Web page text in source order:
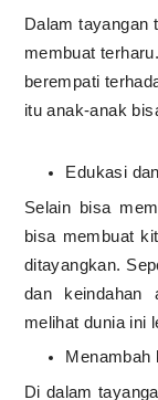
Dalam tayangan
membuat
berempati
itu anak-anak
Edukasi
Selain bisa
bisa membuat
ditayangkan.
dan keindahan
melihat dunia ini
Menambah
Di dalam